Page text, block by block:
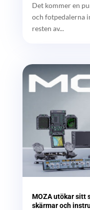
Det kommer en
och fotpedalerna
resten av...
MOZA utökar sitt
skärmar och